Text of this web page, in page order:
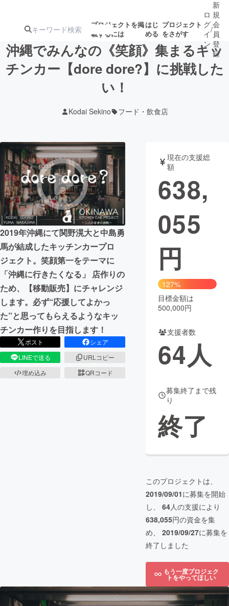
プロジェクトを掲
載するには
はじ
める
プロジェクト
をさがす
注目の新着プロ
テクノロジー・ガジェット
映像・映画 書籍・雑誌
ビジネス・起業 チャレンジ
まちづくり・地域活性化
CAMPFIRE for Social Good
CAMPFIRE Creation
CAMPFIREふるさと納税
コミュニティ
ロ
グ
イ
ン
/
新
規
会
員
登
録
沖縄でみんなの《笑顔》集まるキッ
チンカー【dore dore?】に挑戦した
い！
Kodai Sekino フード・飲食店
2019年沖縄にて関野滉大と中島勇
馬が結成したキッチンカープロ
ジェクト。笑顔第一をテーマに
「沖縄に行きたくなる」 店作りの
ため、【移動販売】にチャレンジ
します。必ず“応援してよかっ
た”と思ってもらえるようなキッ
チンカー作りを目指します！
ポスト
シェア
LINEで送る
URLコピー
埋め込み
QRコード
現在の支援総
額
638,
055
円
127%
目標金額は
500,000円
支援者数
64人
募集終了まで残
り
終了
このプロジェクトは、
2019/09/01に募集を開始
し、 64人の支援により
638,055円の資金を集
め、 2019/09/27に募集を
終了しました
もう一度プロジェク
トをやってほしい